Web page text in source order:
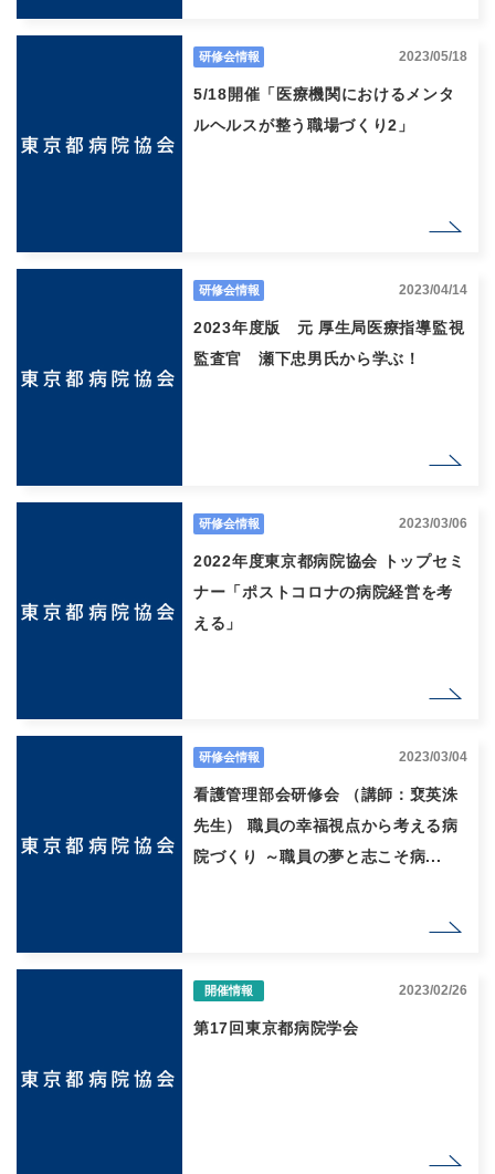
研修会情報 2023/05/18
5/18開催「医療機関におけるメンタ
ルヘルスが整う職場づくり2」
研修会情報 2023/04/14
2023年度版 元 厚生局医療指導監視
監査官 瀬下忠男氏から学ぶ！
研修会情報 2023/03/06
2022年度東京都病院協会 トップセミ
ナー「ポストコロナの病院経営を考
える」
研修会情報 2023/03/04
看護管理部会研修会 （講師：裵英洙
先生） 職員の幸福視点から考える病
院づくり ～職員の夢と志こそ病...
開催情報 2023/02/26
第17回東京都病院学会